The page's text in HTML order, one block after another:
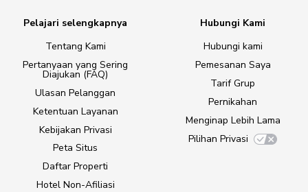
Pelajari selengkapnya
Tentang Kami
Pertanyaan yang Sering
Diajukan (FAQ)
Ulasan Pelanggan
Ketentuan Layanan
Kebijakan Privasi
Peta Situs
Daftar Properti
Hotel Non-Afiliasi
Hubungi Kami
Hubungi kami
Pemesanan Saya
Tarif Grup
Pernikahan
Menginap Lebih Lama
Pilihan Privasi